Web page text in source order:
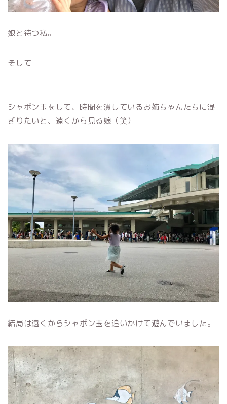
娘と待つ私。
そして
シャボン玉をして、時間を潰しているお姉ちゃんたちに混
ざりたいと、遠くから見る娘（笑）
結局は遠くからシャボン玉を追いかけて遊んでいました。